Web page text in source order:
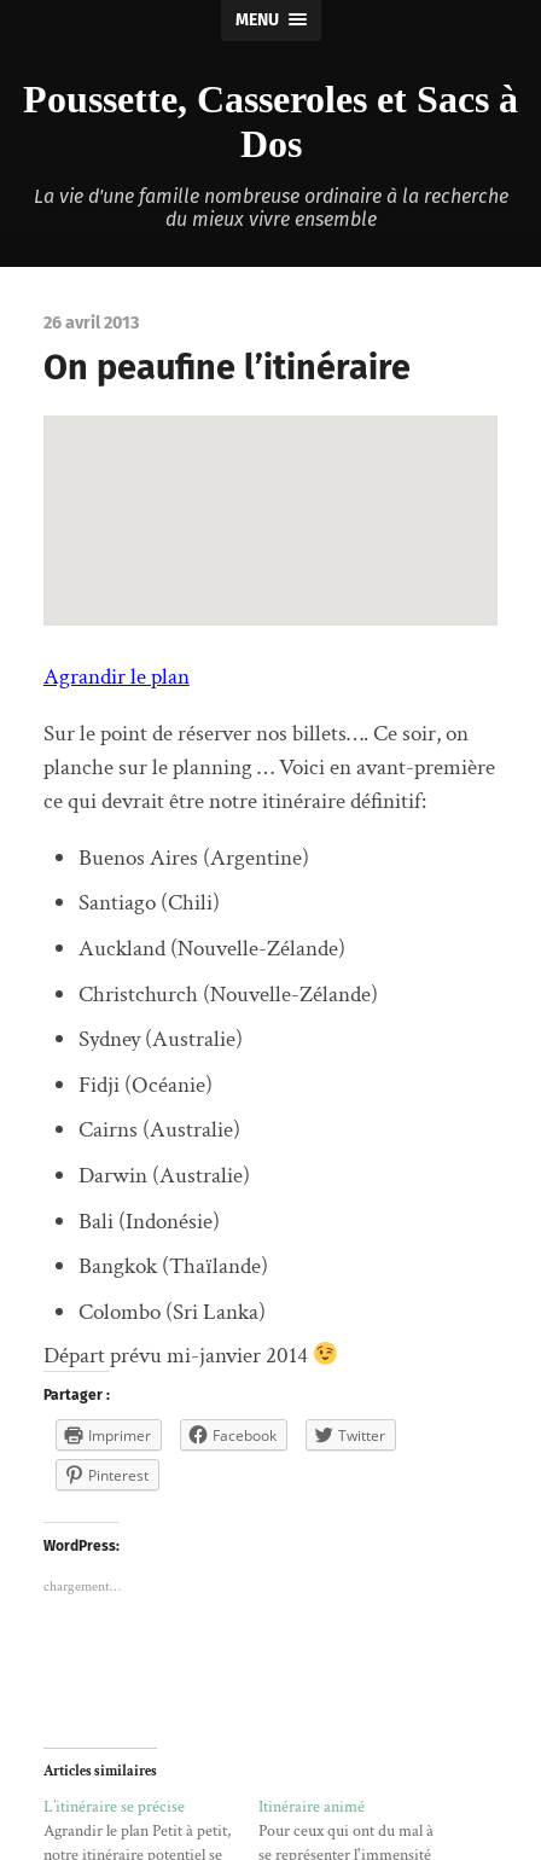
MENU
Poussette, Casseroles et Sacs à
Dos
La vie d'une famille nombreuse ordinaire à la recherche
du mieux vivre ensemble
26 avril 2013
On peaufine l’itinéraire
Agrandir le plan
Sur le point de réserver nos billets…. Ce soir, on
planche sur le planning … Voici en avant-première
ce qui devrait être notre itinéraire définitif:
Buenos Aires (Argentine)
Santiago (Chili)
Auckland (Nouvelle-Zélande)
Christchurch (Nouvelle-Zélande)
Sydney (Australie)
Fidji (Océanie)
Cairns (Australie)
Darwin (Australie)
Bali (Indonésie)
Bangkok (Thaïlande)
Colombo (Sri Lanka)
Départ prévu mi-janvier 2014
Partager :
Imprimer Facebook
Twitter
Pinterest
WordPress:
chargement…
Articles similaires
L’itinéraire se précise
Agrandir le plan Petit à petit,
notre itinéraire potentiel se
Itinéraire animé
Pour ceux qui ont du mal à
se représenter l'immensité